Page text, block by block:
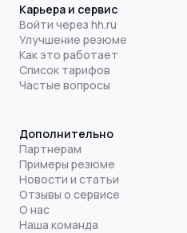
Карьера и сервис
Войти через hh.ru
Улучшение резюме
Как это работает
Список тарифов
Частые вопросы
Дополнительно
Партнерам
Примеры резюме
Новости и статьи
Отзывы о сервисе
О нас
Наша команда